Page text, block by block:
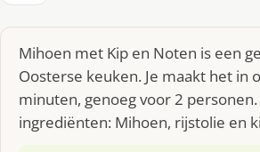
Mihoen met Kip en Noten is een
Oosterse keuken. Je maakt het in
minuten, genoeg voor 2
ingrediënten: Mihoen, rijstolie en